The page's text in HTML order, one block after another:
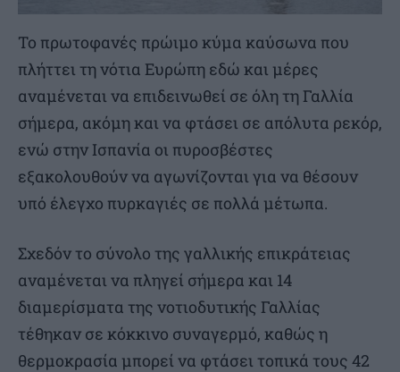
Το πρωτοφανές πρώιμο κύμα καύσωνα που
πλήττει τη νότια Ευρώπη εδώ και μέρες
αναμένεται να επιδεινωθεί σε όλη τη Γαλλία
σήμερα, ακόμη και να φτάσει σε απόλυτα ρεκόρ,
ενώ στην Ισπανία οι πυροσβέστες
εξακολουθούν να αγωνίζονται για να θέσουν
υπό έλεγχο πυρκαγιές σε πολλά μέτωπα.
Σχεδόν το σύνολο της γαλλικής επικράτειας
αναμένεται να πληγεί σήμερα και 14
διαμερίσματα της νοτιοδυτικής Γαλλίας
τέθηκαν σε κόκκινο συναγερμό, καθώς η
θερμοκρασία μπορεί να φτάσει τοπικά τους 42